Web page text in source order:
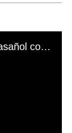
El mal momento de Yanina Gasañol con un hincha argentino en "Subrayado"